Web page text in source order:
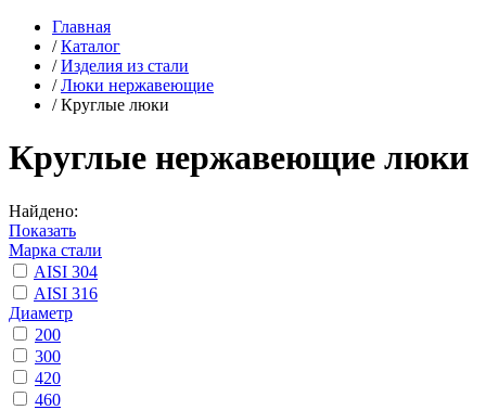
Главная
/ Каталог
/ Изделия из стали
/ Люки нержавеющие
/ Круглые люки
Круглые нержавеющие люки
Найдено:
Показать
Марка стали
AISI 304
AISI 316
Диаметр
200
300
420
460